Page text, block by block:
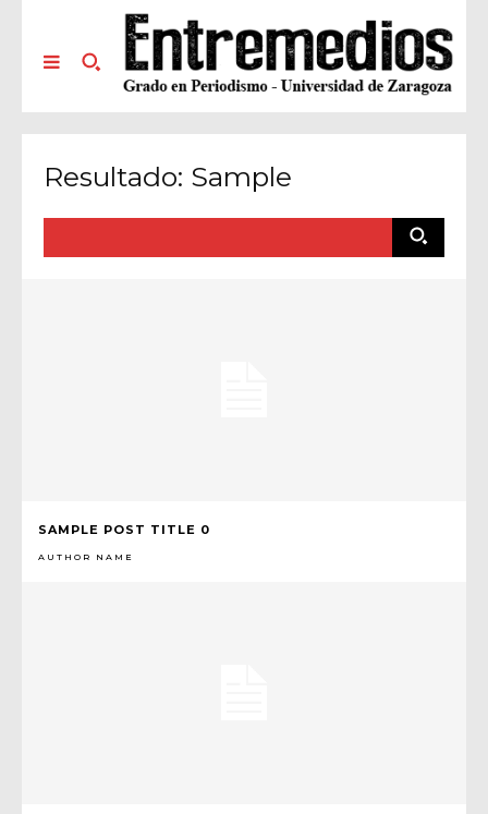
Resultado: Sample
SAMPLE POST TITLE 0
AUTHOR NAME